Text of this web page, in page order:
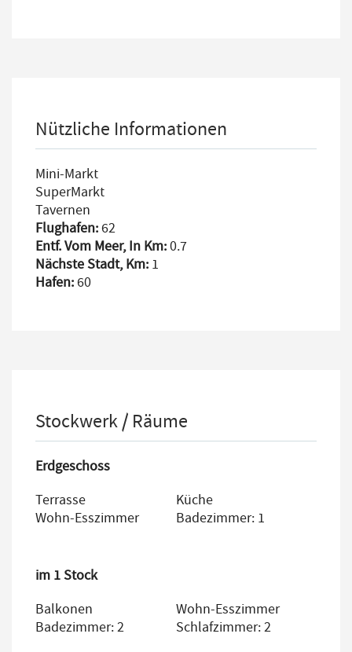
Nützliche Informationen
Mini-Markt
SuperMarkt
Tavernen
Flughafen:62
Entf. Vom Meer, In Km:0.7
Nächste Stadt, Km: 1
Hafen:60
Stockwerk / Räume
Erdgeschoss
Terrasse
Küche
Wohn-Esszimmer
Badezimmer: 1
im 1 Stock
Balkonen
Wohn-Esszimmer
Badezimmer: 2
Schlafzimmer: 2